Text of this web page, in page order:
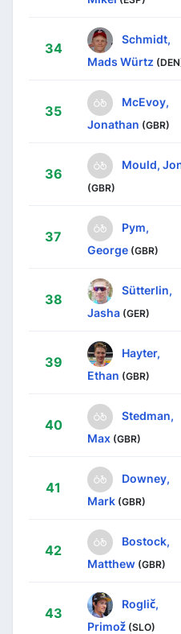
34
Schmidt,
Mads Würtz
35
McEvoy,
Jonathan (GBR)
36
Mould,
(GBR)
37
Pym,
George (GBR)
38
Sütterlin,
Jasha (GER)
39
Hayter,
Ethan (GBR)
40
Stedman,
Max (GBR)
41
Downey,
Mark (GBR)
42
Bostock,
Matthew (GBR)
43
Roglič,
Primož (SLO)